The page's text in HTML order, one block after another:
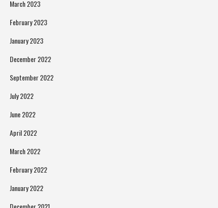
March 2023
February 2023
January 2023
December 2022
September 2022
July 2022
June 2022
April 2022
March 2022
February 2022
January 2022